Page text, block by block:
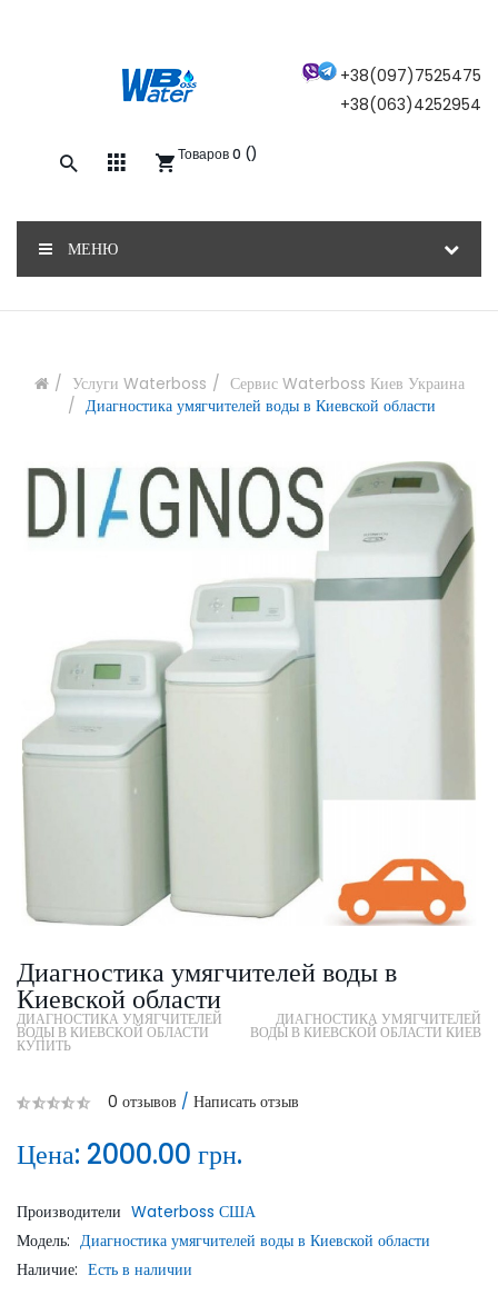
+38(097)7525475
+38(063)4252954
Товаров 0 ()
МЕНЮ
Услуги Waterboss
Сервис Waterboss Киев Украина
Диагностика умягчителей воды в Киевской области
Диагностика умягчителей воды в
Киевской области
ДИАГНОСТИКА УМЯГЧИТЕЛЕЙ
ВОДЫ В КИЕВСКОЙ ОБЛАСТИ
КУПИТЬ
ДИАГНОСТИКА УМЯГЧИТЕЛЕЙ
ВОДЫ В КИЕВСКОЙ ОБЛАСТИ КИЕВ
0 отзывов / Написать отзыв
Цена: 2000.00 грн.
Производители Waterboss США
Модель: Диагностика умягчителей воды в Киевской области
Наличие: Есть в наличии
Закажите обратный звонок, и наш
ОТПРАВИТЬ